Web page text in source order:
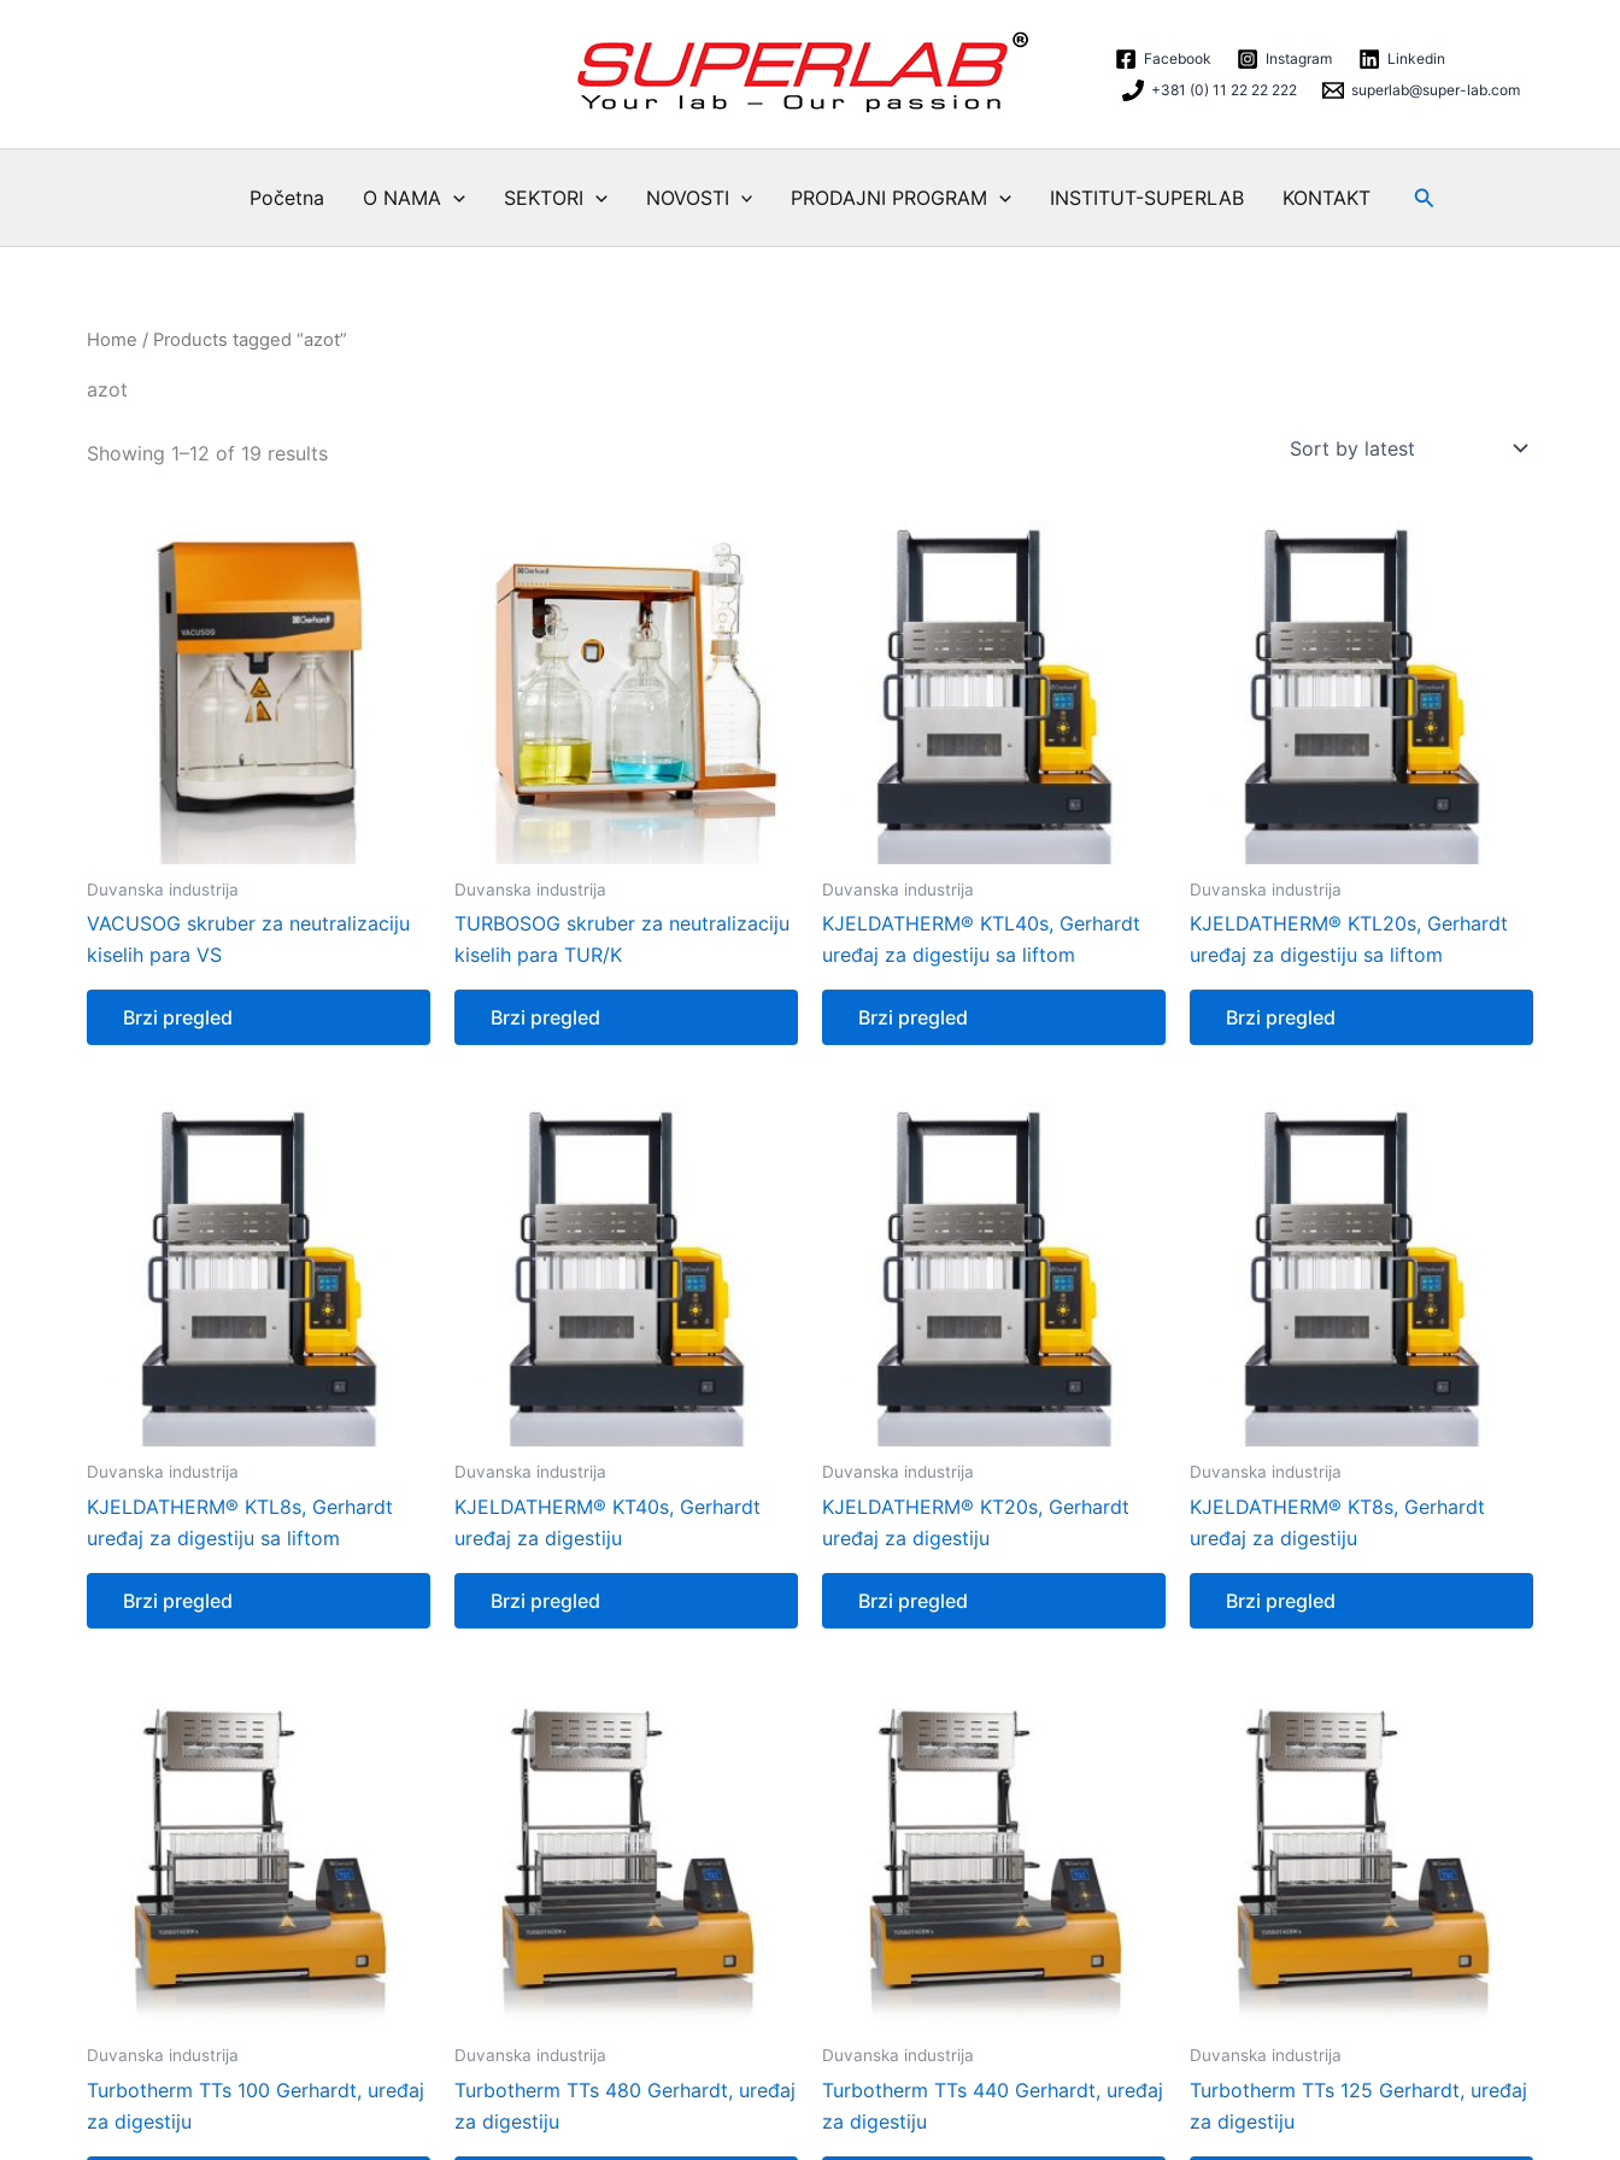
Facebook Instagram
Linkedin
+381 (0) 11 22 22 222
superlab@super-lab.com
Početna O NAMA SEKTORI NOVOSTI PRODAJNI PROGRAM INSTITUT-SUPERLAB KONTAKT Search
Home / Products tagged “azot”
azot
Showing 1–12 of 19 resultsSorted
Duvanska industrija
VACUSOG skruber za neutralizaciju
kiselih para VS
Brzi pregled
Duvanska industrija
TURBOSOG skruber za neutralizaciju
kiselih para TUR/K
Brzi pregled
Duvanska industrija
KJELDATHERM® KTL40s, Gerhardt
uređaj za digestiju sa liftom
Brzi pregled
Duvanska industrija
KJELDATHERM® KTL20s, Gerhardt
uređaj za digestiju sa liftom
Brzi pregled
Duvanska industrija
KJELDATHERM® KTL8s, Gerhardt
uređaj za digestiju sa liftom
Brzi pregled
Duvanska industrija
KJELDATHERM® KT40s, Gerhardt
uređaj za digestiju
Brzi pregled
Duvanska industrija
KJELDATHERM® KT20s, Gerhardt
uređaj za digestiju
Brzi pregled
Duvanska industrija
KJELDATHERM® KT8s, Gerhardt
uređaj za digestiju
Brzi pregled
Duvanska industrija
Turbotherm TTs 100 Gerhardt, uređaj
za digestiju
Duvanska industrija
Turbotherm TTs 480 Gerhardt, uređaj
za digestiju
Duvanska industrija
Turbotherm TTs 440 Gerhardt, uređaj
za digestiju
Duvanska industrija
Turbotherm TTs 125 Gerhardt, uređaj
za digestiju